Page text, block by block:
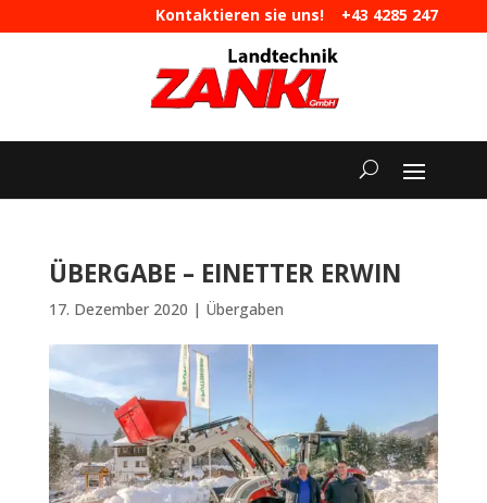
Kontaktieren sie uns! +43 4285 247
|maschinen@landtechnik-zankl.at
ÜBERGABE – EINETTER ERWIN
17. Dezember 2020 | Übergaben